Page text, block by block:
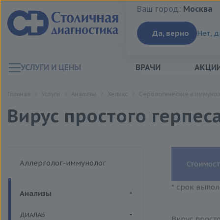
Ваш город:Москва
Ваш город: Москва
Да, верно Нет,
УСЛУГИ И ЦЕНЫ ВРАЧИ
Вирус простого
Аллерголог-иммунолог
Анализы
ДИАЛАБ
* срок